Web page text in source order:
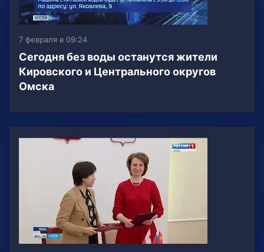
7 февраля в 09:24
Сегодня без воды останутся жители
Кировского и Центрального округов
Омска